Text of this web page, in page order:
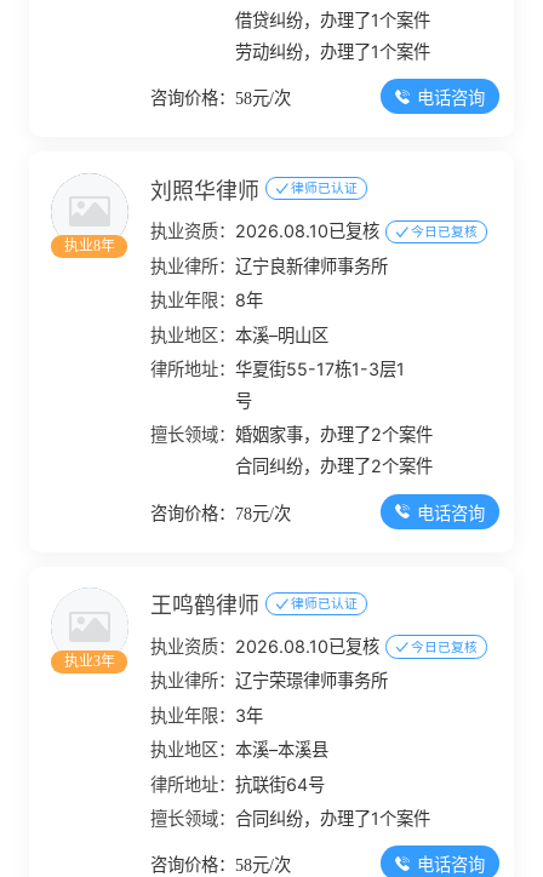
借贷纠纷，办理了1个案件
劳动纠纷，办理了1个案件
咨询价格：58元/次 电话咨询
执业8年
刘照华律师 律师已认证
执业资质： 2026.08.10已复核 今日已复核
执业律所：辽宁良新律师事务所
执业年限： 8年
执业地区：本溪–明山区
律所地址：华夏街55-17栋1-3层1
号
擅长领域：婚姻家事，办理了2个案件
合同纠纷，办理了2个案件
咨询价格：78元/次 电话咨询
执业3年
王鸣鹤律师 律师已认证
执业资质： 2026.08.10已复核 今日已复核
执业律所：辽宁荣璟律师事务所
执业年限： 3年
执业地区：本溪–本溪县
律所地址：抗联街64号
擅长领域：合同纠纷，办理了1个案件
咨询价格：58元/次 电话咨询